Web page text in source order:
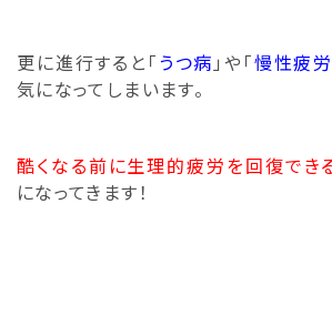
更に進行すると「 うつ病 」や「慢性疲
気になってしまいます。
酷くなる前に生理的疲労を回復でき
になってきます！